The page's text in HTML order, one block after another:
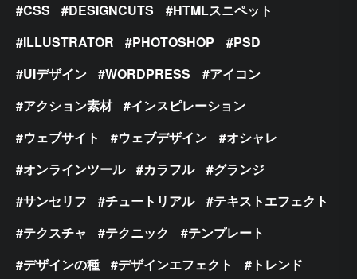
CSS DESIGNCUTS
HTMLスニペット
ILLUSTRATOR
PHOTOSHOP
PSD
UIデザイン
WORDPRESS
アイコン
アクション素材
インスピレーション
ウェブサイト
ウェブデザイン
オシャレ
オンラインツール
カラフル
グランジ
サンセリフ
チュートリアル
テキストエフェクト
テクスチャ
テクニック
テンプレート
デザインの種
デザインエフェクト
トレンド